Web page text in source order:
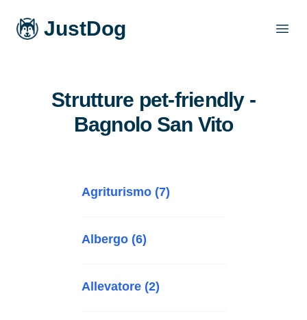
JustDog
Strutture pet-friendly -
Bagnolo San Vito
Agriturismo (7)
Albergo (6)
Allevatore (2)